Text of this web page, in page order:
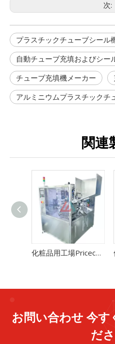
次:
プラスチックチューブシール
自動チューブ充填およびシー
チューブ充填機メーカー
アルミニウムプラスチックチ
関連
化粧品用工場Pricecチューブ熱充填シール機
お問い合わせ 今す
だ